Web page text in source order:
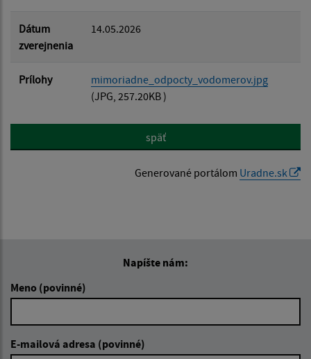
Dátum
zverejnenia
14.05.2026
Prílohy
mimoriadne_odpocty_vodomerov.jpg
(JPG, 257.20KB )
späť
Generované portálom Uradne.sk
Napíšte nám:
Meno (povinné)
E-mailová adresa (povinné)